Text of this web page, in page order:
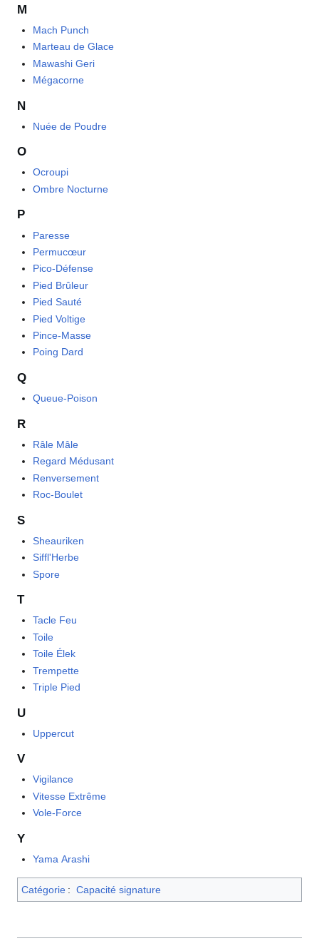
M
Mach Punch
Marteau de Glace
Mawashi Geri
Mégacorne
N
Nuée de Poudre
O
Ocroupi
Ombre Nocturne
P
Paresse
Permucœur
Pico-Défense
Pied Brûleur
Pied Sauté
Pied Voltige
Pince-Masse
Poing Dard
Q
Queue-Poison
R
Râle Mâle
Regard Médusant
Renversement
Roc-Boulet
S
Sheauriken
Siffl'Herbe
Spore
T
Tacle Feu
Toile
Toile Élek
Trempette
Triple Pied
U
Uppercut
V
Vigilance
Vitesse Extrême
Vole-Force
Y
Yama Arashi
Catégorie : Capacité signature